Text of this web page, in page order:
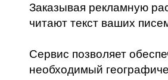
Заказывая рекламную
читают текст ваших
Сервис позволяет
необходимый